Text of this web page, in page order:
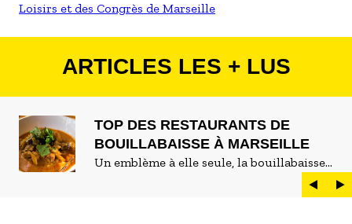
Loisirs et des Congrès de Marseille
ARTICLES LES + LUS
TOP DES RESTAURANTS DE
BOUILLABAISSE À MARSEILLE
Un emblème à elle seule, la bouillabaisse
est LE plat marseillais par excellence. On
peut d'ailleurs vite être submergé·e par la